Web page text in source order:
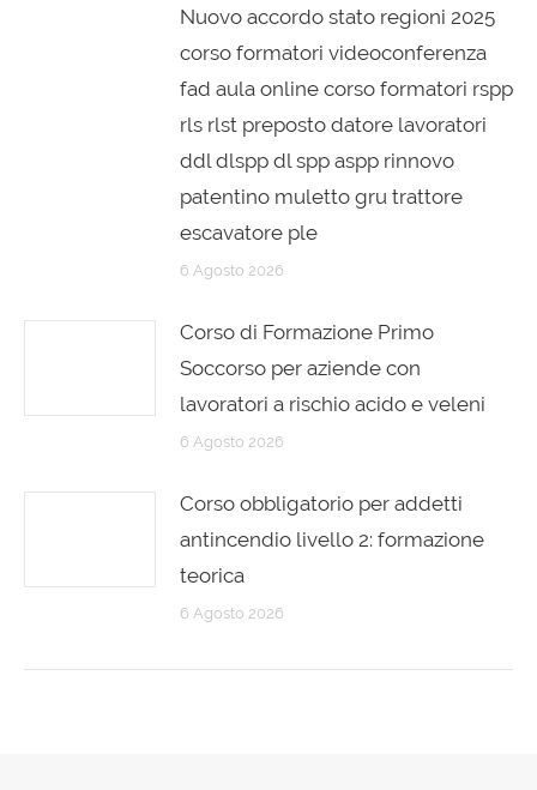
Nuovo accordo stato regioni 2025
corso formatori videoconferenza
fad aula online corso formatori rspp
rls rlst preposto datore lavoratori
ddl dlspp dl spp aspp rinnovo
patentino muletto gru trattore
escavatore ple
6 Agosto 2026
Corso di Formazione Primo
Soccorso per aziende con
lavoratori a rischio acido e veleni
6 Agosto 2026
Corso obbligatorio per addetti
antincendio livello 2: formazione
teorica
6 Agosto 2026